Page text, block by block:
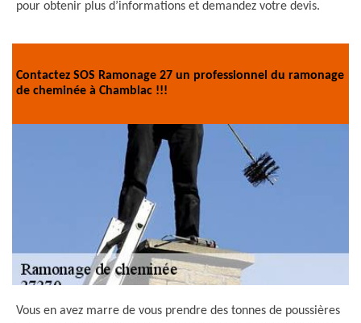
pour obtenir plus d’informations et demandez votre devis.
Contactez SOS Ramonage 27 un professionnel du ramonage
de cheminée à Chamblac !!!
Vous en avez marre de vous prendre des tonnes de poussières